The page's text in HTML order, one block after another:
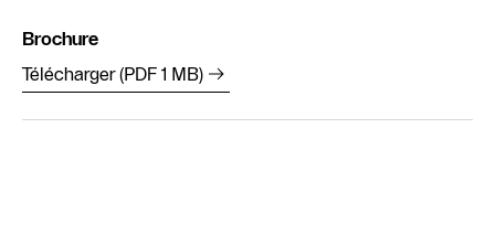
Brochure
Télécharger (PDF 1 MB)